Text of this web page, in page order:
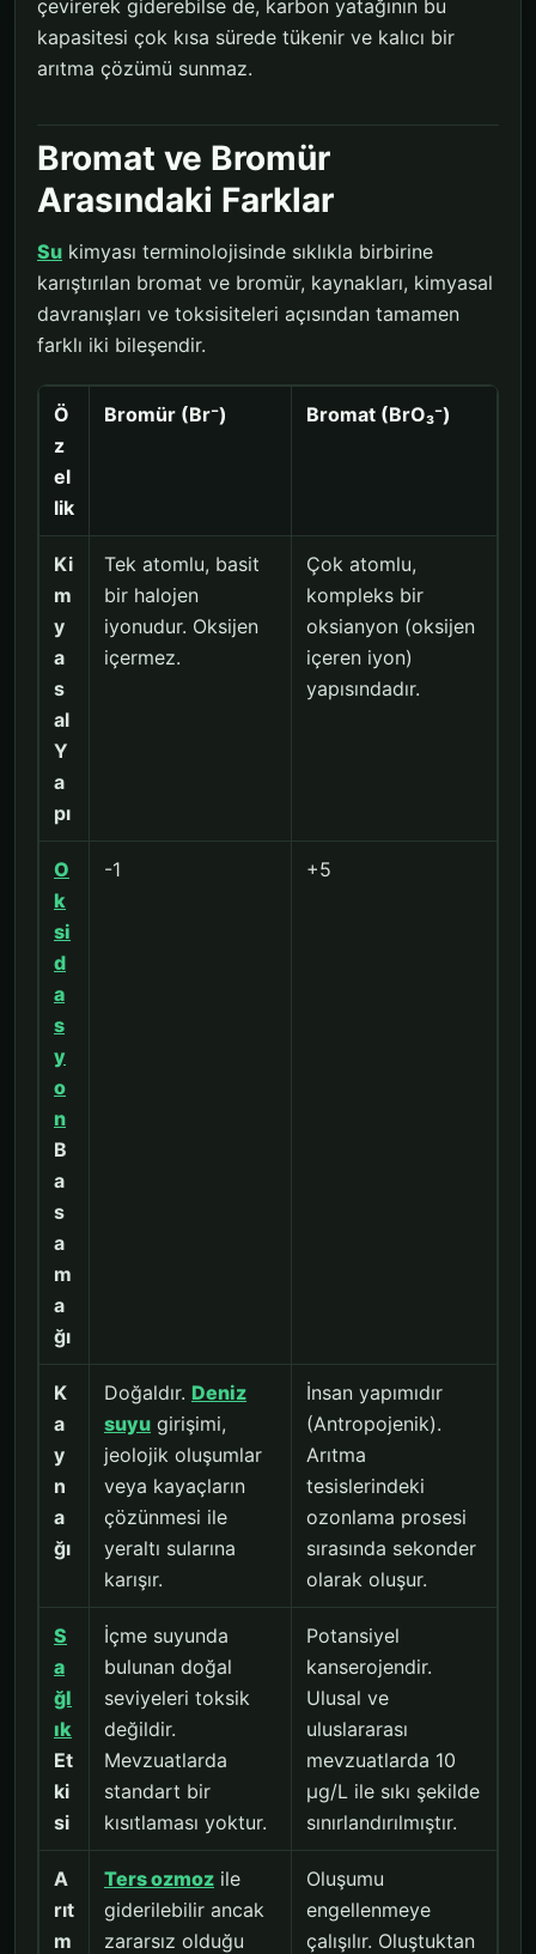
çevirerek giderebilse de, karbon yatağının bu
kapasitesi çok kısa sürede tükenir ve kalıcı bir
arıtma çözümü sunmaz.
Bromat ve Bromür
Arasındaki Farklar
Su kimyası terminolojisinde sıklıkla birbirine
karıştırılan bromat ve bromür, kaynakları, kimyasal
davranışları ve toksisiteleri açısından tamamen
farklı iki bileşendir.
Ö
z
el
lik
Bromür (Br⁻) Bromat (BrO₃⁻)
Ki
m
y
a
s
al
Y
a
pı
Tek atomlu, basit
bir halojen
iyonudur. Oksijen
içermez.
Çok atomlu,
kompleks bir
oksianyon (oksijen
içeren iyon)
yapısındadır.
O
k
si
d
a
s
y
o
n
B
a
s
a
m
a
ğı
-1 +5
K
a
y
n
a
ğı
Doğaldır. Deniz
suyu girişimi,
jeolojik oluşumlar
veya kayaçların
çözünmesi ile
yeraltı sularına
karışır.
İnsan yapımıdır
(Antropojenik).
Arıtma
tesislerindeki
ozonlama prosesi
sırasında sekonder
olarak oluşur.
S
a
ğl
ık
Et
ki
si
İçme suyunda
bulunan doğal
seviyeleri toksik
değildir.
Mevzuatlarda
standart bir
kısıtlaması yoktur.
Potansiyel
kanserojendir.
Ulusal ve
uluslararası
mevzuatlarda 10
µg/L ile sıkı şekilde
sınırlandırılmıştır.
A
rıt
m
Ters ozmoz ile
giderilebilir ancak
zararsız olduğu
Oluşumu
engellenmeye
çalışılır. Oluştuktan